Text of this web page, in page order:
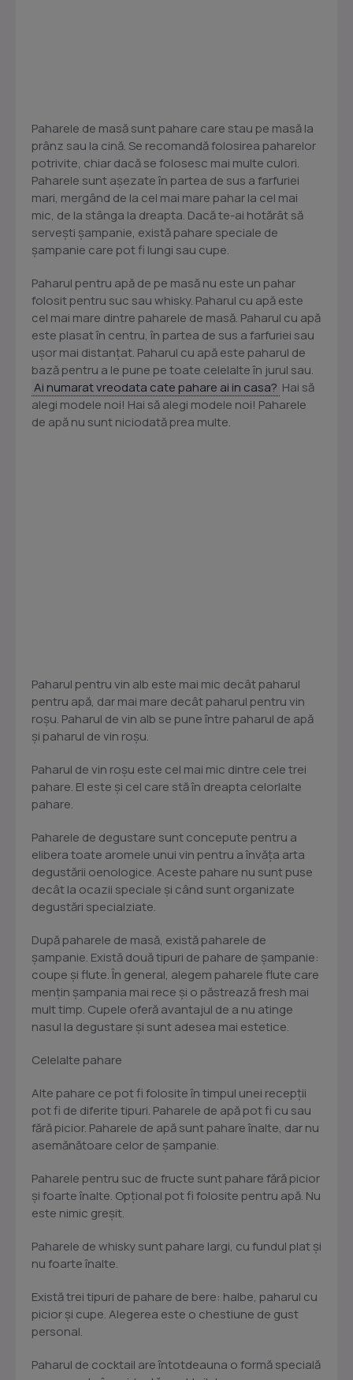
Paharele de masă sunt pahare care stau pe masă la
prânz sau la cină. Se recomandă folosirea paharelor
potrivite, chiar dacă se folosesc mai multe culori.
Paharele sunt așezate în partea de sus a farfuriei
mari, mergând de la cel mai mare pahar la cel mai
mic, de la stânga la dreapta. Dacă te-ai hotărât să
servești șampanie, există pahare speciale de
șampanie care pot fi lungi sau cupe.
Paharul pentru apă de pe masă nu este un pahar
folosit pentru suc sau whisky. Paharul cu apă este
cel mai mare dintre paharele de masă. Paharul cu apă
este plasat în centru, în partea de sus a farfuriei sau
ușor mai distanțat. Paharul cu apă este paharul de
bază pentru a le pune pe toate celelalte în jurul sau.
Ai numarat vreodata cate pahare ai in casa? Hai să
alegi modele noi! Hai să alegi modele noi! Paharele
de apă nu sunt niciodată prea multe.
Paharul pentru vin alb este mai mic decât paharul
pentru apă, dar mai mare decât paharul pentru vin
roșu. Paharul de vin alb se pune între paharul de apă
și paharul de vin roșu.
Paharul de vin roșu este cel mai mic dintre cele trei
pahare. El este și cel care stă în dreapta celorlalte
pahare.
Paharele de degustare sunt concepute pentru a
elibera toate aromele unui vin pentru a învăța arta
degustării oenologice. Aceste pahare nu sunt puse
decât la ocazii speciale și când sunt organizate
degustări specialziate.
După paharele de masă, există paharele de
șampanie. Există două tipuri de pahare de șampanie:
coupe și flute. În general, alegem paharele flute care
mențin șampania mai rece și o păstrează fresh mai
mult timp. Cupele oferă avantajul de a nu atinge
nasul la degustare și sunt adesea mai estetice.
Celelalte pahare
Alte pahare ce pot fi folosite în timpul unei recepții
pot fi de diferite tipuri. Paharele de apă pot fi cu sau
fără picior. Paharele de apă sunt pahare înalte, dar nu
asemănătoare celor de șampanie.
Paharele pentru suc de fructe sunt pahare fără picior
și foarte înalte. Opțional pot fi folosite pentru apă. Nu
este nimic greșit.
Paharele de whisky sunt pahare largi, cu fundul plat și
nu foarte înalte.
Există trei tipuri de pahare de bere: halbe, paharul cu
picior și cupe. Alegerea este o chestiune de gust
personal.
Paharul de cocktail are întotdeauna o formă specială